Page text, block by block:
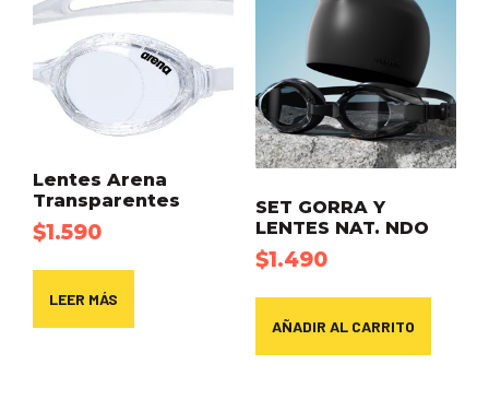
Lentes Arena
Transparentes
$1.590
LEER MÁS
SET GORRA Y
LENTES NAT. NDO
$1.490
AÑADIR AL CARRITO